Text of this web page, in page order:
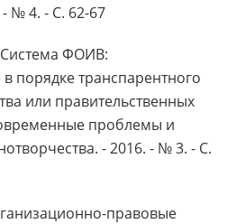
- № 4. - С. 62-67
ФОИВ:
порядке транспарентного
или правительственных
проблемы и
- 2016. - № 3. - С.
правовые